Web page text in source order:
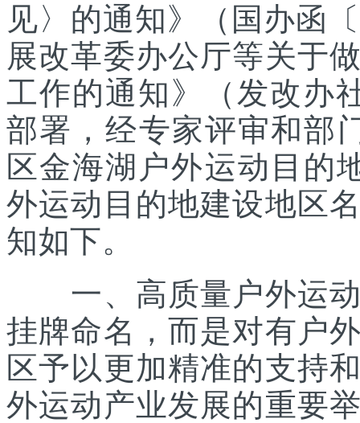
见〉的通知》（国办函
展改革委办公厅等关于
工作的通知》（发改办
部署，经专家评审和部
区金海湖户外运动目的
外运动目的地建设地区
知如下。
一、高质量户外运动
挂牌命名，而是对有户
区予以更加精准的支持
外运动产业发展的重要